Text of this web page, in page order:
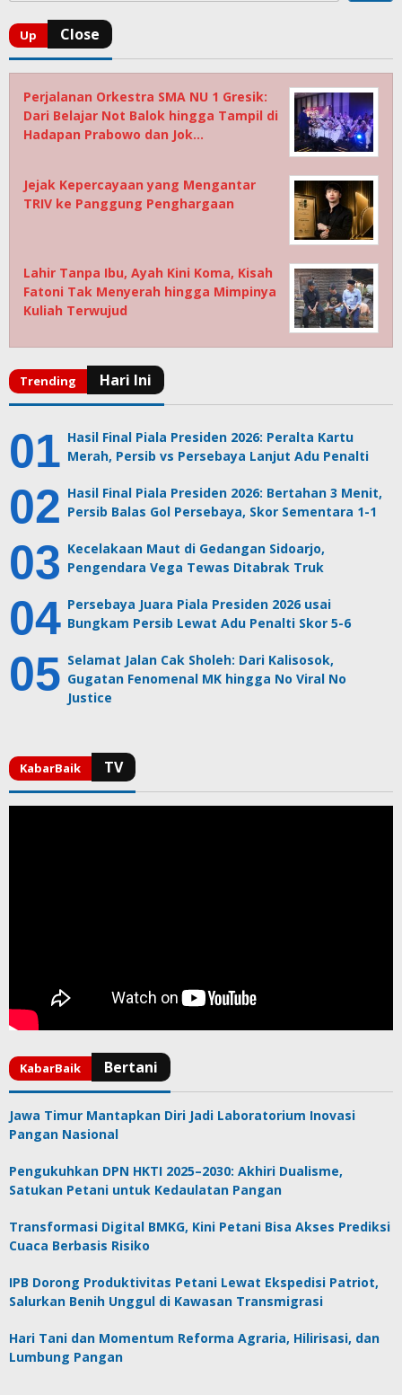
Perjalanan Orkestra SMA NU 1 Gresik:
Dari Belajar Not Balok hingga Tampil di
Hadapan Prabowo dan Jok…
Jejak Kepercayaan yang Mengantar
TRIV ke Panggung Penghargaan
Lahir Tanpa Ibu, Ayah Kini Koma, Kisah
Fatoni Tak Menyerah hingga Mimpinya
Kuliah Terwujud
Hasil Final Piala Presiden 2026: Peralta Kartu
Merah, Persib vs Persebaya Lanjut Adu Penalti
Hasil Final Piala Presiden 2026: Bertahan 3 Menit,
Persib Balas Gol Persebaya, Skor Sementara 1-1
Kecelakaan Maut di Gedangan Sidoarjo,
Pengendara Vega Tewas Ditabrak Truk
Persebaya Juara Piala Presiden 2026 usai
Bungkam Persib Lewat Adu Penalti Skor 5-6
Selamat Jalan Cak Sholeh: Dari Kalisosok,
Gugatan Fenomenal MK hingga No Viral No
Justice
Jawa Timur Mantapkan Diri Jadi Laboratorium Inovasi
Pangan Nasional
Pengukuhkan DPN HKTI 2025–2030: Akhiri Dualisme,
Satukan Petani untuk Kedaulatan Pangan
Transformasi Digital BMKG, Kini Petani Bisa Akses Prediksi
Cuaca Berbasis Risiko
IPB Dorong Produktivitas Petani Lewat Ekspedisi Patriot,
Salurkan Benih Unggul di Kawasan Transmigrasi
Hari Tani dan Momentum Reforma Agraria, Hilirisasi, dan
Lumbung Pangan